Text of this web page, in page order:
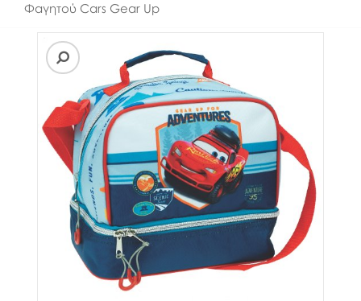
Φαγητού Cars Gear Up